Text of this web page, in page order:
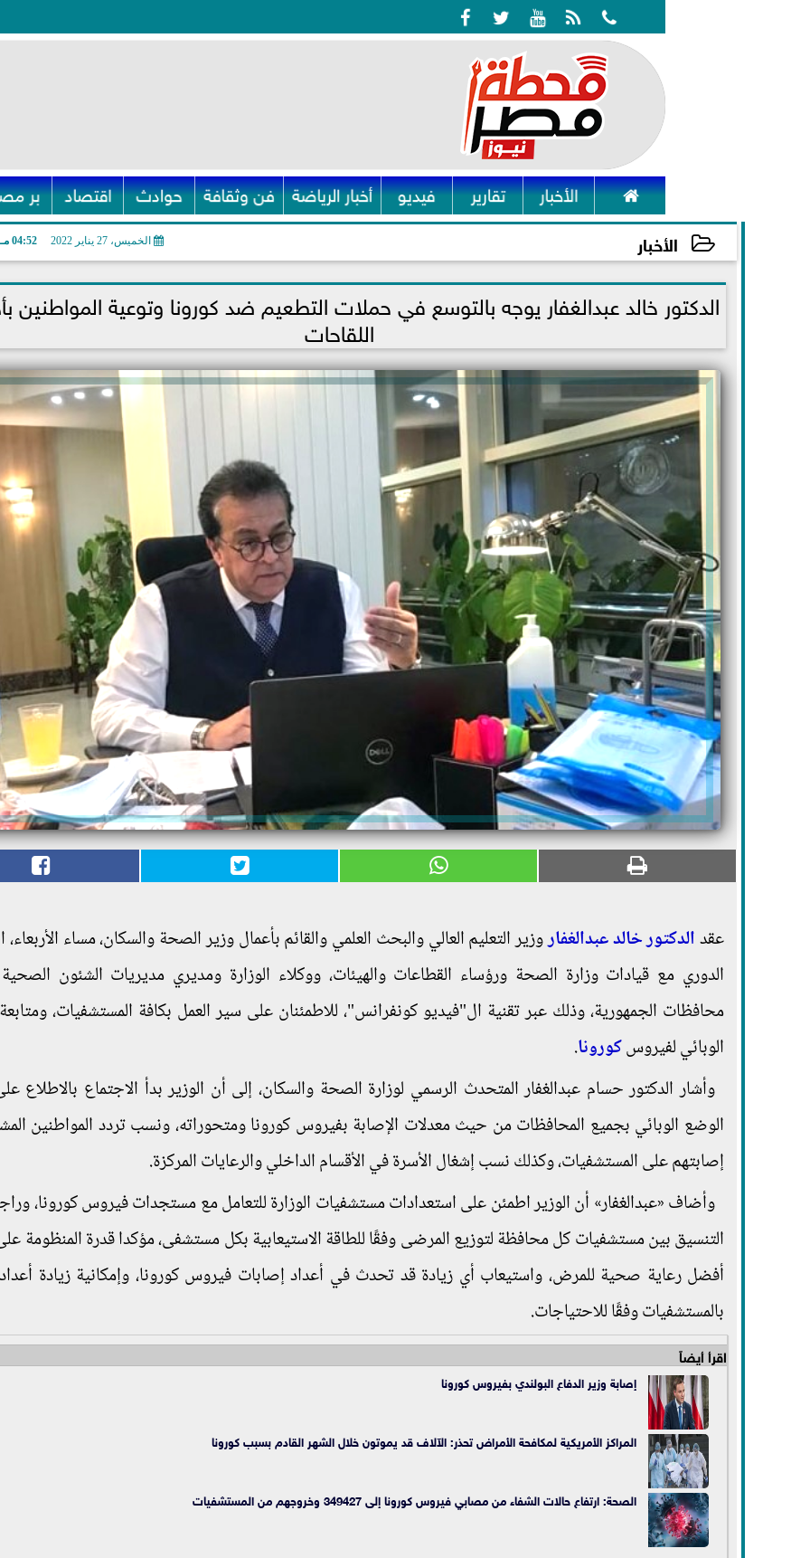
    
 الأخبار تقارير فيديو أخبار الرياضة فن وثقافة حوادث اقتصاد بر
الأخبار الخميس، 27 يناير 2022 04:52 مـ
2022-01-27 16:52:52
الدكتور خالد عبدالغفار يوجه بالتوسع في حملات التطعيم ضد كورونا وتوعية المواطنين
اللقاحات
عقدالدكتور خالد عبدالغفاروزير التعليم العالي والبحث العلمي والقائم بأعمال وزير الصحة والسكان، مساء الأربعاء،
الدوري مع قيادات وزارة الصحة ورؤساء القطاعات والهيئات، ووكلاء الوزارة ومديري مديريات الشئون
محافظات الجمهورية، وذلك عبر تقنية ال"فيديو كونفرانس"، للاطمئنان على سير العمل بكافة المستشفيات،
الوبائي لفيروسكورونا.
وأشار الدكتور حسام عبدالغفار المتحدث الرسمي لوزارة الصحة والسكان، إلى أن الوزير بدأ الاجتماع بالاطلاع
الوضع الوبائي بجميع المحافظات من حيث معدلات الإصابة بفيروس كورونا ومتحوراته، ونسب تردد المواطنين
إصابتهم على المستشفيات، وكذلك نسب إشغال الأسرة في الأقسام الداخلي والرعايات المركزة.
وأضاف «عبدالغفار» أن الوزير اطمئن على استعدادات مستشفيات الوزارة للتعامل مع مستجدات فيروس كورونا،
التنسيق بين مستشفيات كل محافظة لتوزيع المرضى وفقًا للطاقة الاستيعابية بكل مستشفى، مؤكدا قدرة المنظومة
أفضل رعاية صحية للمرض، واستيعاب أي زيادة قد تحدث في أعداد إصابات فيروس كورونا، وإمكانية زيادة
بالمستشفيات وفقًا للاحتياجات.
اقرأ أيضاً
إصابة وزير الدفاع البولندي بفيروس كورونا
المراكز الأمريكية لمكافحة الأمراض تحذر: الآلاف قد يموتون خلال الشهر القادم بسبب كورونا
الصحة: ارتفاع حالات الشفاء من مصابي فيروس كورونا إلى 349427 وخروجهم من المستشفيات